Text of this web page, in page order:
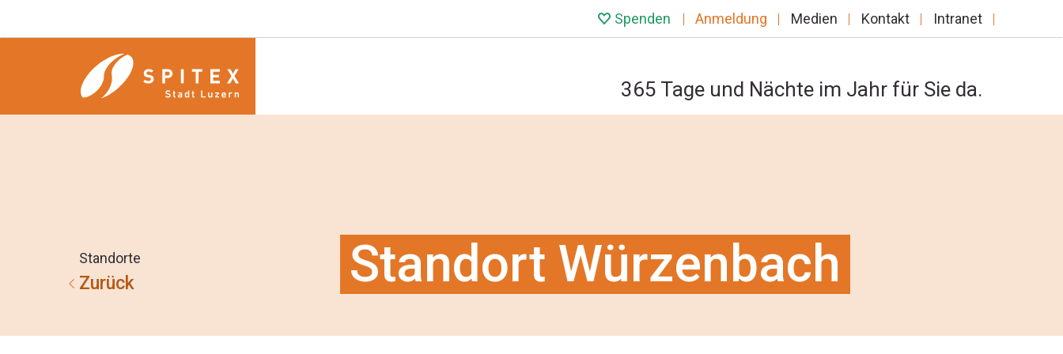
Spenden Anmeldung Medien Kontakt Intranet
365 Tage und Nächte im Jahr für Sie da.
Standorte
Zurück Standort Würzenbach